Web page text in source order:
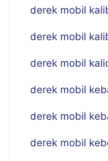
derek mobil
derek mobil
derek mobil
derek mobil
derek mobil
derek mobil